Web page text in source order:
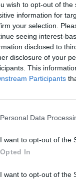
wish to opt-out of
information for
your selection.
seeing interest-
disclosed to
disclosure of your
This
Participants
Personal Data
I want to opt-out of the
Opted In
I want to opt-out of the